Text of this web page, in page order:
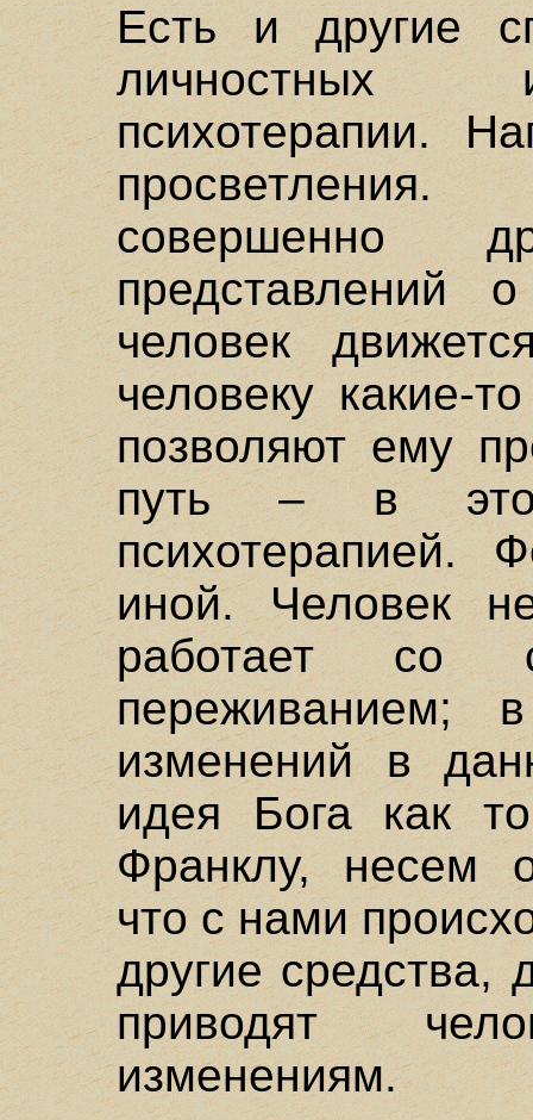
Есть и другие
личностных
психотерапии.
совершенно
представлений
человек
человеку какие-
позволяют ему
путь – в
психотерапией.
иной. Человек
работает со
переживанием;
изменений в
идея Бога как
Франклу, несем
что с нами
другие средства,
приводят
изменениям.